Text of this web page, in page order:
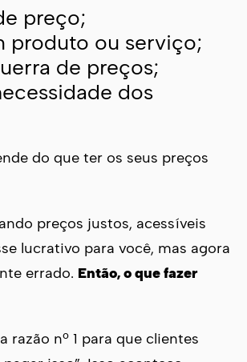
preço;
produto ou serviço;
de preços;
dos
do que ter os seus preços
preços justos, acessíveis
lucrativo para você, mas agora
errado. Então, o que fazer
razão nº 1 para que clientes